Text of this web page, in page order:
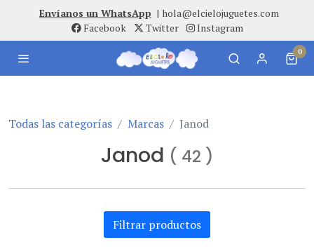
Envíanos un WhatsApp | hola@elcielojuguetes.com
Facebook
Twitter Instagram
0
Todas las categorías Marcas Janod
Janod ( 42 )
Filtrar productos